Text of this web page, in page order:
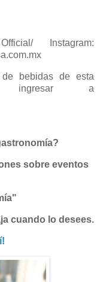
Instagram:
bebidas de esta
ingresar a
sobre eventos
cuando lo desees.